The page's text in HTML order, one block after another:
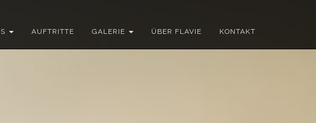
AUFTRITTE GALERIE ÜBER FLAVIE KONTAKT